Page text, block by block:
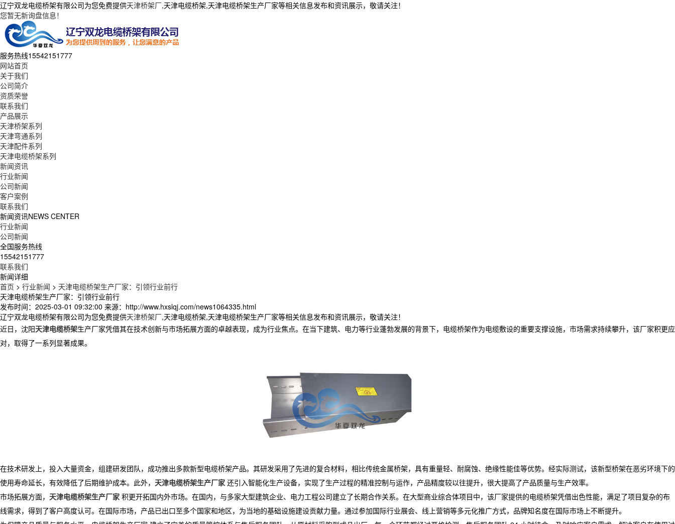
辽宁双龙电缆桥架有限公司为您免费提供天津桥架厂,天津电缆桥架,天津电缆桥架生产厂家等相关信息发布和资讯展示，敬请关注！
您暂无新询盘信息！
服务热线15542151777
网站首页
关于我们
公司简介
资质荣誉
联系我们
产品展示
天津桥架系列
天津弯通系列
天津配件系列
天津电缆桥架系列
新闻资讯
行业新闻
公司新闻
客户案例
联系我们
新闻资讯NEWS CENTER
行业新闻
公司新闻
全国服务热线
15542151777
联系我们
新闻详细
首页 > 行业新闻 > 天津电缆桥架生产厂家：引领行业前行
天津电缆桥架生产厂家：引领行业前行
发布时间：2025-03-01 09:32:00 来源：http://www.hxslqj.com/news1064335.html
辽宁双龙电缆桥架有限公司为您免费提供天津桥架厂,天津电缆桥架,天津电缆桥架生产厂家等相关信息发布和资讯展示，敬请关注！
近日，沈阳天津电缆桥架生产厂家凭借其在技术创新与市场拓展方面的卓越表现，成为行业焦点。在当下建筑、电力等行业蓬勃发展的背景下，电缆桥架作为电缆敷设的重要支撑设施，市场需求持续攀升，该厂家积更应
对，取得了一系列显著成果。
在技术研发上，投入大量资金，组建研发团队，成功推出多款新型电缆桥架产品。其研发采用了先进的复合材料，相比传统金属桥架，具有重量轻、耐腐蚀、绝缘性能佳等优势。经实际测试，该新型桥架在恶劣环境下的
使用寿命延长，有效降低了后期维护成本。此外， 天津电缆桥架生产厂家 还引入智能化生产设备，实现了生产过程的精准控制与运作，产品精度较以往提升，很大提高了产品质量与生产效率。
市场拓展方面， 天津电缆桥架生产厂家 积更开拓国内外市场。在国内，与多家大型建筑企业、电力工程公司建立了长期合作关系。在大型商业综合体项目中，该厂家提供的电缆桥架凭借出色性能，满足了项目复杂的布
线需求，得到了客户高度认可。在国际市场，产品已出口至多个国家和地区，为当地的基础设施建设贡献力量。通过参加国际行业展会、线上营销等多元化推广方式，品牌知名度在国际市场上不断提升。